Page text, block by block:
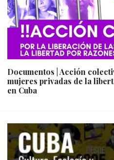
Documentos | Acción
mujeres privadas de la
en Cuba